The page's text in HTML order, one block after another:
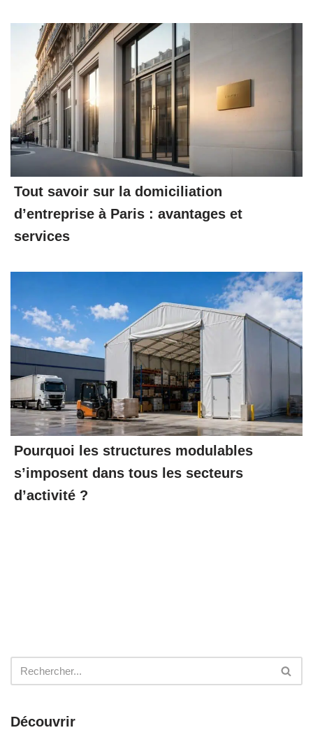
Tout savoir sur la domiciliation
d’entreprise à Paris : avantages et
services
Pourquoi les structures modulables
s’imposent dans tous les secteurs
d’activité ?
Découvrir